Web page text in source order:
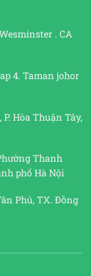
. CA
4. Taman johor
Hòa Thuận Tây,
Thanh
phố Hà Nội
Phú, TX. Đồng